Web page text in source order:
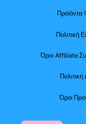
Προϊόντα
Πολιτική
Όροι Affiliate
Όροι